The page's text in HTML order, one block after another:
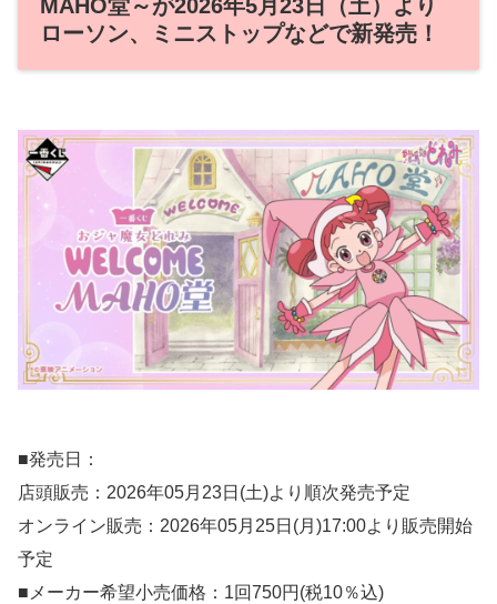
MAHO堂～が2026年5月23日（土）より
ローソン、ミニストップなどで新発売！
■発売日：
店頭販売：2026年05月23日(土)より順次発売予定
オンライン販売：2026年05月25日(月)17:00より販売開始
予定
■メーカー希望小売価格：1回750円(税10％込)